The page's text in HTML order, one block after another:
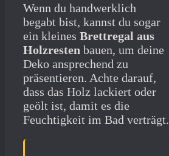
Wenn du handwerklich
begabt bist, kannst du sogar
ein kleines Brettregal aus
Holzresten bauen, um deine
Deko ansprechend zu
präsentieren. Achte darauf,
dass das Holz lackiert oder
geölt ist, damit es die
Feuchtigkeit im Bad verträgt.